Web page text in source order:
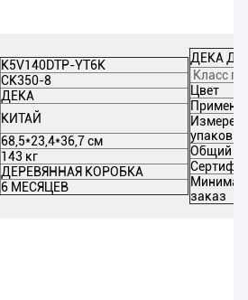
K5V140DTP-YT6K
СК350-8
ДЕКА
КИТАЙ
68,5*23,4*36,7 см
143 кг
ДЕРЕВЯННАЯ КОРОБКА
6 МЕСЯЦЕВ
ДЕКА
Класс
Цвет
упаковки
Общий
заказ